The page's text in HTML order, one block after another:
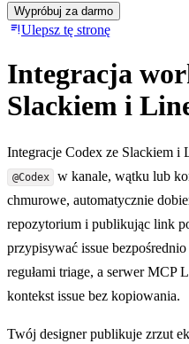
Wypróbuj za darmo
Ulepsz tę stronę
Integracja
Slackiem i
Integracje Codex ze Slackiem i
@Codex
w kanale, wątku lub
chmurowe, automatycznie
repozytorium i publikując link
przypisywać issue
regułami triage, a serwer MCP
kontekst issue bez kopiowania.
Twój designer publikuje zrzut